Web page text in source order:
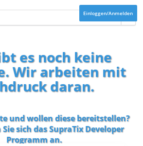
Einloggen/Anmelden
es noch keine
Wir arbeiten mit
daran.
und wollen diese bereitstellen?
sich dasSupraTix Developer
Programman.